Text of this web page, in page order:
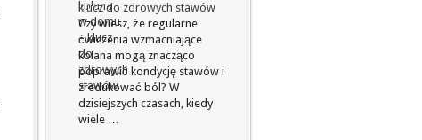
klucz do zdrowych stawów
Czy wiesz, że regularne
ćwiczenia wzmacniające
kolana mogą znacząco
poprawić kondycję stawów i
zredukować ból? W
dzisiejszych czasach, kiedy
wiele …